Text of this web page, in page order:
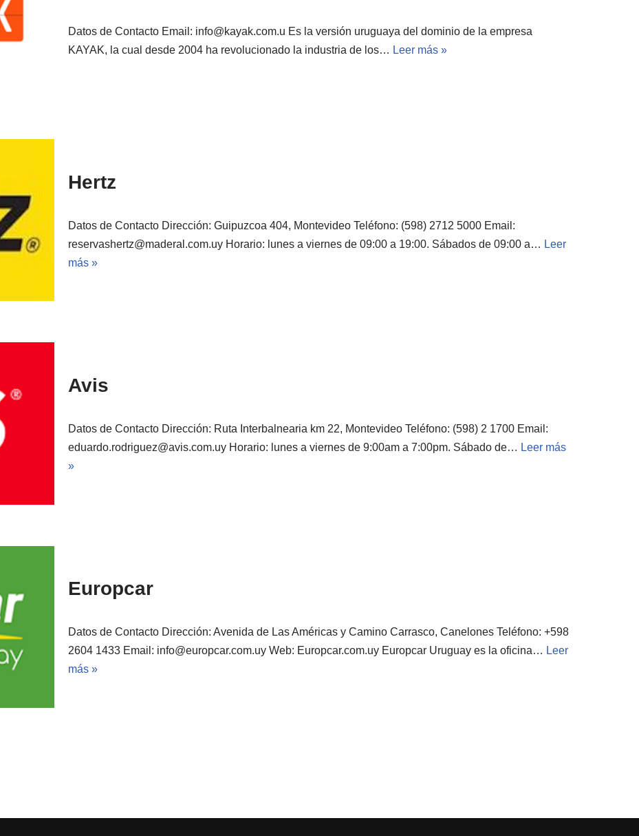
Datos de Contacto Email: info@kayak.com.u Es la versión uruguaya del dominio de la empresa
KAYAK, la cual desde 2004 ha revolucionado la industria de los… Leer más »
Hertz
Datos de Contacto Dirección: Guipuzcoa 404, Montevideo Teléfono: (598) 2712 5000 Email:
reservashertz@maderal.com.uy Horario: lunes a viernes de 09:00 a 19:00. Sábados de 09:00 a… Leer
más »
Avis
Datos de Contacto Dirección: Ruta Interbalnearia km 22, Montevideo Teléfono: (598) 2 1700 Email:
eduardo.rodriguez@avis.com.uy Horario: lunes a viernes de 9:00am a 7:00pm. Sábado de… Leer más
»
Europcar
Datos de Contacto Dirección: Avenida de Las Américas y Camino Carrasco, Canelones Teléfono: +598
2604 1433 Email: info@europcar.com.uy Web: Europcar.com.uy Europcar Uruguay es la oficina… Leer
más »